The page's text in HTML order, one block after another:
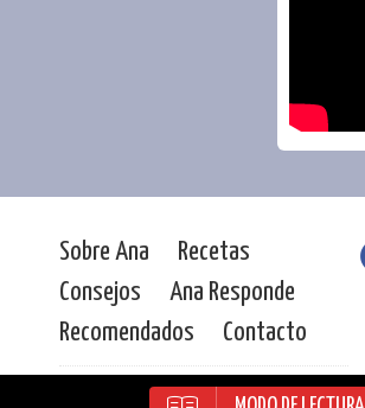
Sobre Ana
Recetas
Consejos
Ana Responde
Recomendados
Contacto
Ana Durán | Todos los derechos